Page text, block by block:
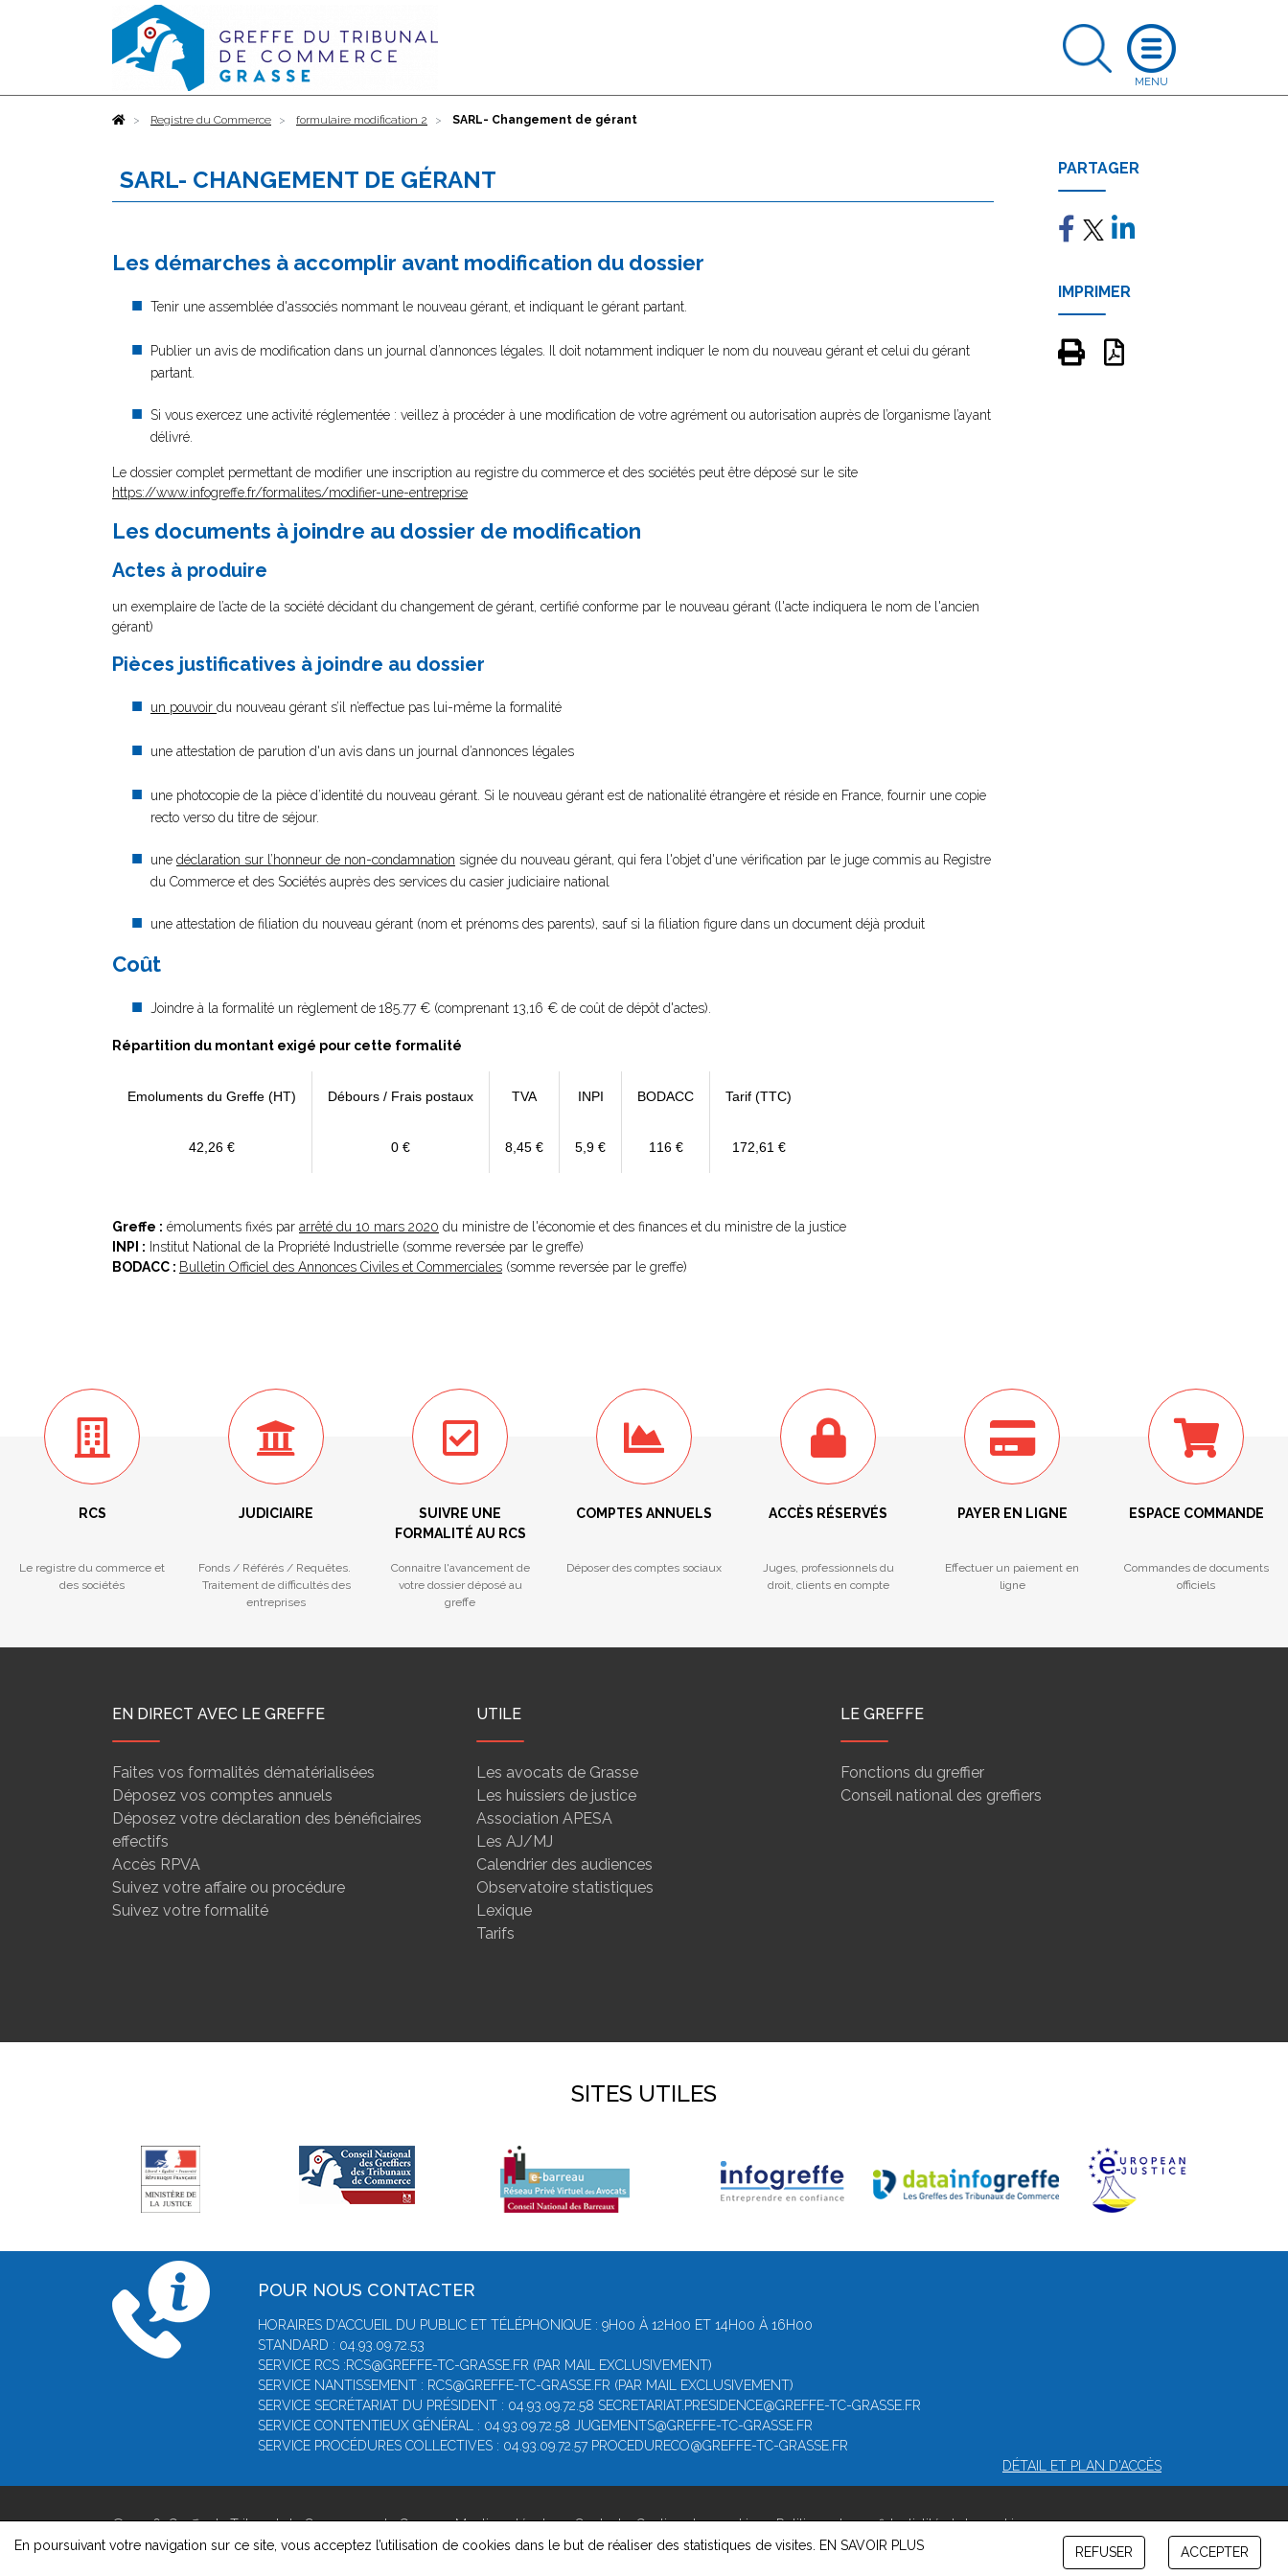
AccueilRegistre du Commerce formulaire modification 2 SARL- Changement de gérant
SARL- CHANGEMENT DE GÉRANT
Les démarches à accomplir avant modification du dossier
Tenir une assemblée d'associés nommant le nouveau gérant, et indiquant le gérant partant.
Publier un avis de modification dans un journal d’annonces légales. Il doit notamment indiquer le nom du nouveau gérant et celui du gérant
partant.
Si vous exercez une activité réglementée : veillez à procéder à une modification de votre agrément ou autorisation auprès de l’organisme l’ayant
délivré.
Le dossier complet permettant de modifier une inscription au registre du commerce et des sociétés peut être déposé sur le site
https://www.infogreffe.fr/formalites/modifier-une-entreprise
Les documents à joindre au dossier de modification
Actes à produire
un exemplaire de l’acte de la société décidant du changement de gérant, certifié conforme par le nouveau gérant (l'acte indiquera le nom de l'ancien
gérant)
Pièces justificatives à joindre au dossier
un pouvoir du nouveau gérant s’il n’effectue pas lui-même la formalité
une attestation de parution d'un avis dans un journal d’annonces légales
une photocopie de la pièce d’identité du nouveau gérant. Si le nouveau gérant est de nationalité étrangère et réside en France, fournir une copie
recto verso du titre de séjour.
une déclaration sur l’honneur de non-condamnation signée du nouveau gérant, qui fera l'objet d'une vérification par le juge commis au Registre
du Commerce et des Sociétés auprès des services du casier judiciaire national
une attestation de filiation du nouveau gérant (nom et prénoms des parents), sauf si la filiation figure dans un document déjà produit
Coût
Joindre à la formalité un règlement de185.77 € (comprenant 13,16 € de coût de dépôt d'actes).
Répartition du montant exigé pour cette formalité
Emoluments du Greffe (HT) Débours / Frais postaux TVA INPI BODACC Tarif (TTC)
42,26 € 0 € 8,45 € 5,9 € 116 € 172,61 €
Greffe : émoluments fixés par arrêté du 10 mars 2020 du ministre de l'économie et des finances et du ministre de la justice
INPI : Institut National de la Propriété Industrielle (somme reversée par le greffe)
BODACC : Bulletin Officiel des Annonces Civiles et Commerciales (somme reversée par le greffe)
PARTAGER
IMPRIMER
RCS
Le registre du commerce et
des sociétés
JUDICIAIRE
Fonds / Référés / Requêtes.
Traitement de difficultés des
entreprises
SUIVRE UNE
FORMALITÉ AU RCS
Connaitre l'avancement de
votre dossier déposé au
greffe
COMPTES ANNUELS
Déposer des comptes sociaux
ACCÈS RÉSERVÉS
Juges, professionnels du
droit, clients en compte
PAYER EN LIGNE
Effectuer un paiement en
ligne
ESPACE COMMANDE
Commandes de documents
officiels
EN DIRECT AVEC LE GREFFE
Faites vos formalités dématérialisées
Déposez vos comptes annuels
Déposez votre déclaration des bénéficiaires
effectifs
Accès RPVA
Suivez votre affaire ou procédure
Suivez votre formalité
UTILE
Les avocats de Grasse
Les huissiers de justice
Association APESA
Les AJ/MJ
Calendrier des audiences
Observatoire statistiques
Lexique
Tarifs
LE GREFFE
Fonctions du greffier
Conseil national des greffiers
SITES UTILES
POUR NOUS CONTACTER
HORAIRES D'ACCUEIL DU PUBLIC ET TÉLÉPHONIQUE : 9H00 À 12H00 ET 14H00 À 16H00
STANDARD : 04.93.09.72.53
SERVICE RCS :RCS@GREFFE-TC-GRASSE.FR (PAR MAIL EXCLUSIVEMENT)
SERVICE NANTISSEMENT : RCS@GREFFE-TC-GRASSE.FR (PAR MAIL EXCLUSIVEMENT)
SERVICE SECRÉTARIAT DU PRÉSIDENT : 04.93.09.72.58 SECRETARIAT.PRESIDENCE@GREFFE-TC-GRASSE.FR
SERVICE CONTENTIEUX GÉNÉRAL : 04.93.09.72.58 JUGEMENTS@GREFFE-TC-GRASSE.FR
SERVICE PROCÉDURES COLLECTIVES : 04.93.09.72.57 PROCEDURECO@GREFFE-TC-GRASSE.FR
DÉTAIL ET PLAN D'ACCÈS
© 2026, Greffe du Tribunal de Commerce de Grasse -Mentions légales-Contact-Gestion des cookies-Politique de confidentialité et de cookies
Version : 1.8.1
En poursuivant votre navigation sur ce site, vous acceptez l’utilisation de cookies dans le but de réaliser des statistiques de visites. EN SAVOIR PLUS REFUSER ACCEPTER